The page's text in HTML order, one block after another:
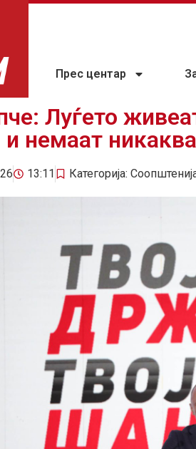
Прес центар
Луѓето
и немаат
13:11 Категорија: